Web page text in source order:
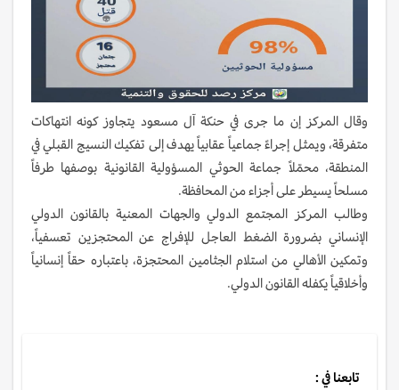
وقال المركز إن ما جرى في حنكة آل مسعود يتجاوز كونه انتهاكات
متفرقة، ويمثل إجراءً جماعياً عقابياً يهدف إلى تفكيك النسيج القبلي في
المنطقة، محمّلاً جماعة الحوثي المسؤولية القانونية بوصفها طرفاً
مسلحاً يسيطر على أجزاء من المحافظة.
وطالب المركز المجتمع الدولي والجهات المعنية بالقانون الدولي
الإنساني بضرورة الضغط العاجل للإفراج عن المحتجزين تعسفياً،
وتمكين الأهالي من استلام الجثامين المحتجزة، باعتباره حقاً إنسانياً
وأخلاقياً يكفله القانون الدولي.
تابعنا في :